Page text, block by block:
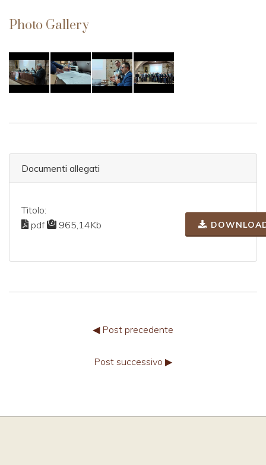
Photo Gallery
Documenti allegati
Titolo:
pdf
965,14Kb
◀ Post precedente
Post successivo ▶